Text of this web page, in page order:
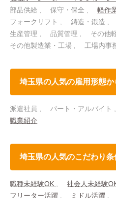
部品供給
保守・保全 軽作
フォークリフト
鋳造・鍛造
生産管理
品質管理
その他
その他製造業・工場
工場内事
埼玉県の人気の雇用形態か
派遣社員 パート・アルバイト
職業紹介
埼玉県の人気のこだわり
職種未経験OK 社会人未経験
フリーター活躍
ミドル活躍